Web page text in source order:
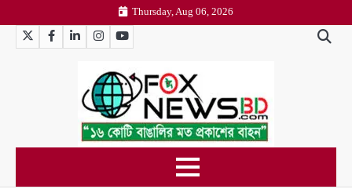
to
content
Thursday, Aug 06, 2026
TwitterFacebookLinkedInInstagramYouTube